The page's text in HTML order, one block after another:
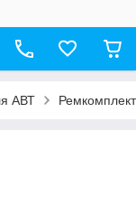
АВТ